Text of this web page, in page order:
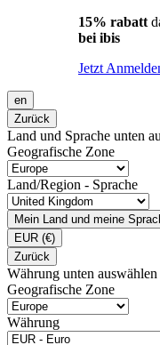
15% rabatt
bei ibis
Jetzt
en
Zurück
Land und Sprache unten
Geografische Zone
Land/Region - Sprache
Mein Land und meine
EUR (€)
Zurück
Währung unten auswählen
Geografische Zone
Währung